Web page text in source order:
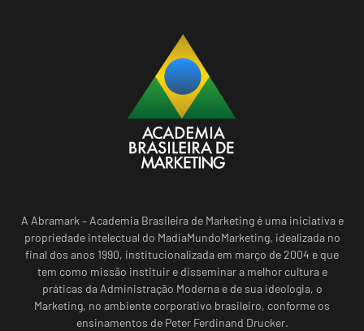
A Abramark – Academia Brasileira de Marketing é uma iniciativa e
propriedade intelectual do MadiaMundoMarketing, idealizada no
final dos anos 1990, institucionalizada em março de 2004 e que
tem como missão instituir e disseminar a melhor cultura e
práticas da Administração Moderna e de sua ideologia, o
Marketing, no ambiente corporativo brasileiro, conforme os
ensinamentos de Peter Ferdinand Drucker.